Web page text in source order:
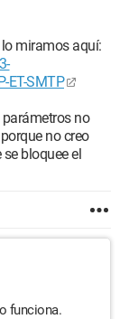
miramos aquí:
ET-SMTP
no
no creo
bloquee el
funciona.